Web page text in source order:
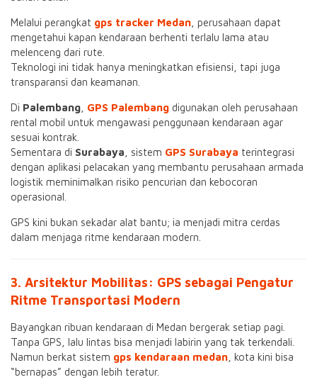
Melalui perangkat gps tracker Medan , perusahaan dapat
mengetahui kapan kendaraan berhenti terlalu lama atau
melenceng dari rute.
Teknologi ini tidak hanya meningkatkan efisiensi, tapi juga
transparansi dan keamanan.
Di Palembang GPS Palembang digunakan oleh perusahaan
rental mobil untuk mengawasi penggunaan kendaraan agar
sesuai kontrak.
Sementara di Surabaya , sistem GPS Surabaya terintegrasi
dengan aplikasi pelacakan yang membantu perusahaan armada
logistik meminimalkan risiko pencurian dan kebocoran
operasional.
GPS kini bukan sekadar alat bantu; ia menjadi mitra cerdas
dalam menjaga ritme kendaraan modern.
3. Arsitektur Mobilitas: GPS sebagai Pengatur
Ritme Transportasi Modern
Bayangkan ribuan kendaraan di Medan bergerak setiap pagi.
Tanpa GPS, lalu lintas bisa menjadi labirin yang tak terkendali.
Namun berkat sistem gps kendaraan medan , kota kini bisa
“bernapas” dengan lebih teratur.